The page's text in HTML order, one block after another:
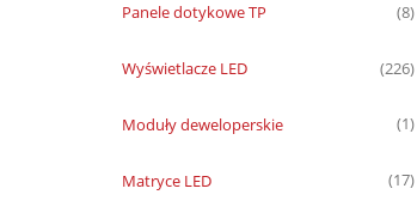
Panele dotykowe TP (8)
Wyświetlacze LED (226)
Moduły deweloperskie (1)
Matryce LED (17)